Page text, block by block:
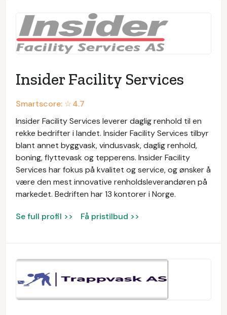
Insider Facility Services
Smartscore: ☆4.7
Insider Facility Services leverer daglig renhold til en
rekke bedrifter i landet. Insider Facility Services tilbyr
blant annet byggvask, vindusvask, daglig renhold,
boning, flyttevask og tepperens. Insider Facility
Services har fokus på kvalitet og service, og ønsker å
være den mest innovative renholdsleverandøren på
markedet. Bedriften har 13 kontorer i Norge.
Se full profil >> Få pristilbud >>